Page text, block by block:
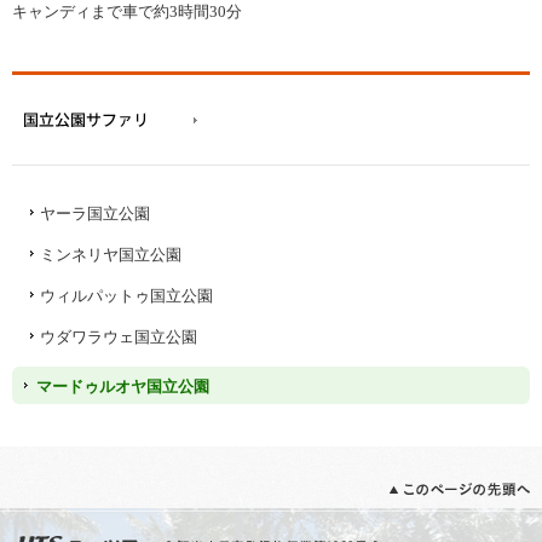
キャンディまで車で約3時間30分
ヤーラ国立公園
ミンネリヤ国立公園
ウィルパットゥ国立公園
ウダワラウェ国立公園
マードゥルオヤ国立公園